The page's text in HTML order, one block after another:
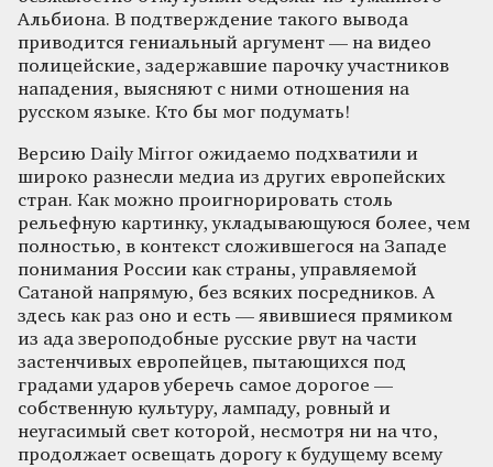
Альбиона. В подтверждение такого вывода
приводится гениальный аргумент — на видео
полицейские, задержавшие парочку участников
нападения, выясняют с ними отношения на
русском языке. Кто бы мог подумать!
Версию Daily Mirror ожидаемо подхватили и
широко разнесли медиа из других европейских
стран. Как можно проигнорировать столь
рельефную картинку, укладывающуюся более, чем
полностью, в контекст сложившегося на Западе
понимания России как страны, управляемой
Сатаной напрямую, без всяких посредников. А
здесь как раз оно и есть — явившиеся прямиком
из ада звероподобные русские рвут на части
застенчивых европейцев, пытающихся под
градами ударов уберечь самое дорогое —
собственную культуру, лампаду, ровный и
неугасимый свет которой, несмотря ни на что,
продолжает освещать дорогу к будущему всему